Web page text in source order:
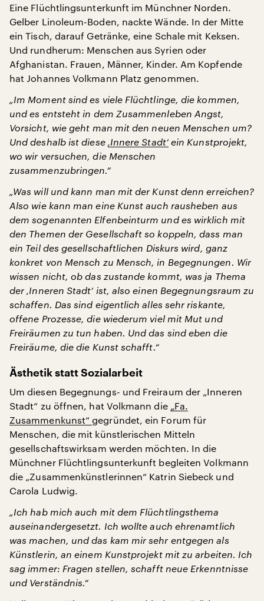
Eine Flüchtlingsunterkunft im Münchner Norden.
Gelber Linoleum-Boden, nackte Wände. In der Mitte
ein Tisch, darauf Getränke, eine Schale mit Keksen.
Und rundherum: Menschen aus Syrien oder
Afghanistan. Frauen, Männer, Kinder. Am Kopfende
hat Johannes Volkmann Platz genommen.
„Im Moment sind es viele Flüchtlinge, die kommen,
und es entsteht in dem Zusammenleben Angst,
Vorsicht, wie geht man mit den neuen Menschen um?
Und deshalb ist diese ‚Innere Stadt‘ein Kunstprojekt,
wo wir versuchen, die Menschen
zusammenzubringen.“
„Was will und kann man mit der Kunst denn erreichen?
Also wie kann man eine Kunst auch rausheben aus
dem sogenannten Elfenbeinturm und es wirklich mit
den Themen der Gesellschaft so koppeln, dass man
ein Teil des gesellschaftlichen Diskurs wird, ganz
konkret von Mensch zu Mensch, in Begegnungen. Wir
wissen nicht, ob das zustande kommt, was ja Thema
der ‚Inneren Stadt‘ ist, also einen Begegnungsraum zu
schaffen. Das sind eigentlich alles sehr riskante,
offene Prozesse, die wiederum viel mit Mut und
Freiräumen zu tun haben. Und das sind eben die
Freiräume, die die Kunst schafft.“
Ästhetik statt Sozialarbeit
Um diesen Begegnungs- und Freiraum der „Inneren
Stadt“ zu öffnen, hat Volkmann die „Fa.
Zusammenkunst“gegründet, ein Forum für
Menschen, die mit künstlerischen Mitteln
gesellschaftswirksam werden möchten. In die
Münchner Flüchtlingsunterkunft begleiten Volkmann
die „Zusammenkünstlerinnen“ Katrin Siebeck und
Carola Ludwig.
„Ich hab mich auch mit dem Flüchtlingsthema
auseinandergesetzt. Ich wollte auch ehrenamtlich
was machen, und das kam mir sehr entgegen als
Künstlerin, an einem Kunstprojekt mit zu arbeiten. Ich
sag immer: Fragen stellen, schafft neue Erkenntnisse
und Verständnis.“